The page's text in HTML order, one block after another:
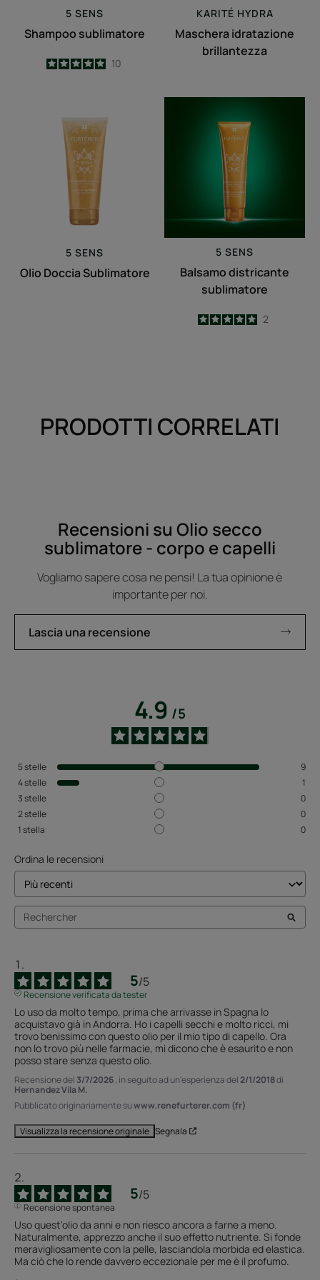
5 SENS
Shampoo sublimatore
5
/5
10
KARITÉ HYDRA
Maschera idratazione
brillantezza
Doccia
Sublimatore
5 SENS
Olio Doccia Sublimatore
districante
sublimatore
5 SENS
Balsamo districante
sublimatore
5
/
5
2
PRODOTTI CORRELATI
Recensioni su Olio secco
sublimatore - corpo e capelli
Vogliamo sapere cosa ne pensi! La tua opinione è
importante per noi.
Lascia una recensione
4.9/5
5stelle
9
4stelle
1
3stelle
0
2stelle
0
1stella 0
Ordina le recensioni
5/5
Recensione verificata da tester
Lo uso da molto tempo, prima che arrivasse in Spagna lo
acquistavo già in Andorra. Ho i capelli secchi e molto ricci, mi
trovo benissimo con questo olio per il mio tipo di capello. Ora
non lo trovo più nelle farmacie, mi dicono che è esaurito e non
posso stare senza questo olio.
Recensione del 3/7/2026, in seguito ad un'esperienza del2/1/2018di
Hernandez Vila M.
Pubblicato originariamente suwww.renefurterer.com (fr)
Visualizza la recensione originale Segnala
5/5
Recensione spontanea
Uso quest'olio da anni e non riesco ancora a farne a meno.
Naturalmente, apprezzo anche il suo effetto nutriente. Si fonde
meravigliosamente con la pelle, lasciandola morbida ed elastica.
Ma ciò che lo rende davvero eccezionale per me è il profumo.